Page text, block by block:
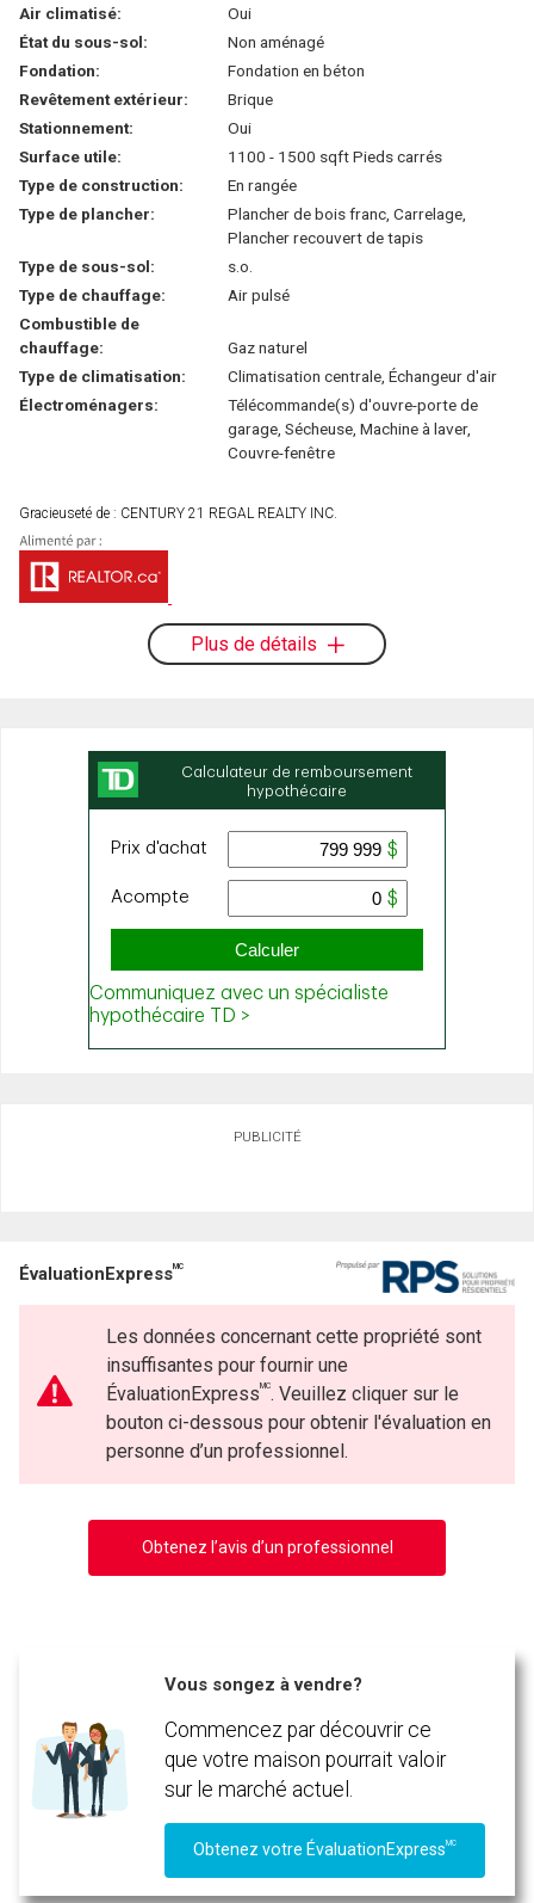
Air climatisé:
Oui
État du sous-sol:
Non aménagé
Fondation:
Fondation en béton
Revêtement extérieur:
Brique
Stationnement:
Oui
Surface utile:
1100 - 1500 sqft Pieds carrés
Type de construction:
En rangée
Type de plancher:
Plancher de bois franc, Carrelage,
Plancher recouvert de tapis
Type de sous-sol:
s.o.
Type de chauffage:
Air pulsé
Combustible de
chauffage:
Gaz naturel
Type de climatisation:
Climatisation centrale, Échangeur d'air
Électroménagers:
Télécommande(s) d'ouvre-porte de
garage, Sécheuse, Machine à laver,
Couvre-fenêtre
Gracieuseté de : CENTURY 21 REGAL REALTY INC.
Plus de détails
PUBLICITÉ
ÉvaluationExpressMC
Les données concernant cette propriété sont
insuffisantes pour fournir une
ÉvaluationExpressMC. Veuillez cliquer sur le
bouton ci-dessous pour obtenir l'évaluation en
personne d’un professionnel.
Obtenez l’avis d’un professionnel
Vous songez à vendre?
Commencez par découvrir ce
que votre maison pourrait valoir
sur le marché actuel.
Obtenez votre ÉvaluationExpressMC